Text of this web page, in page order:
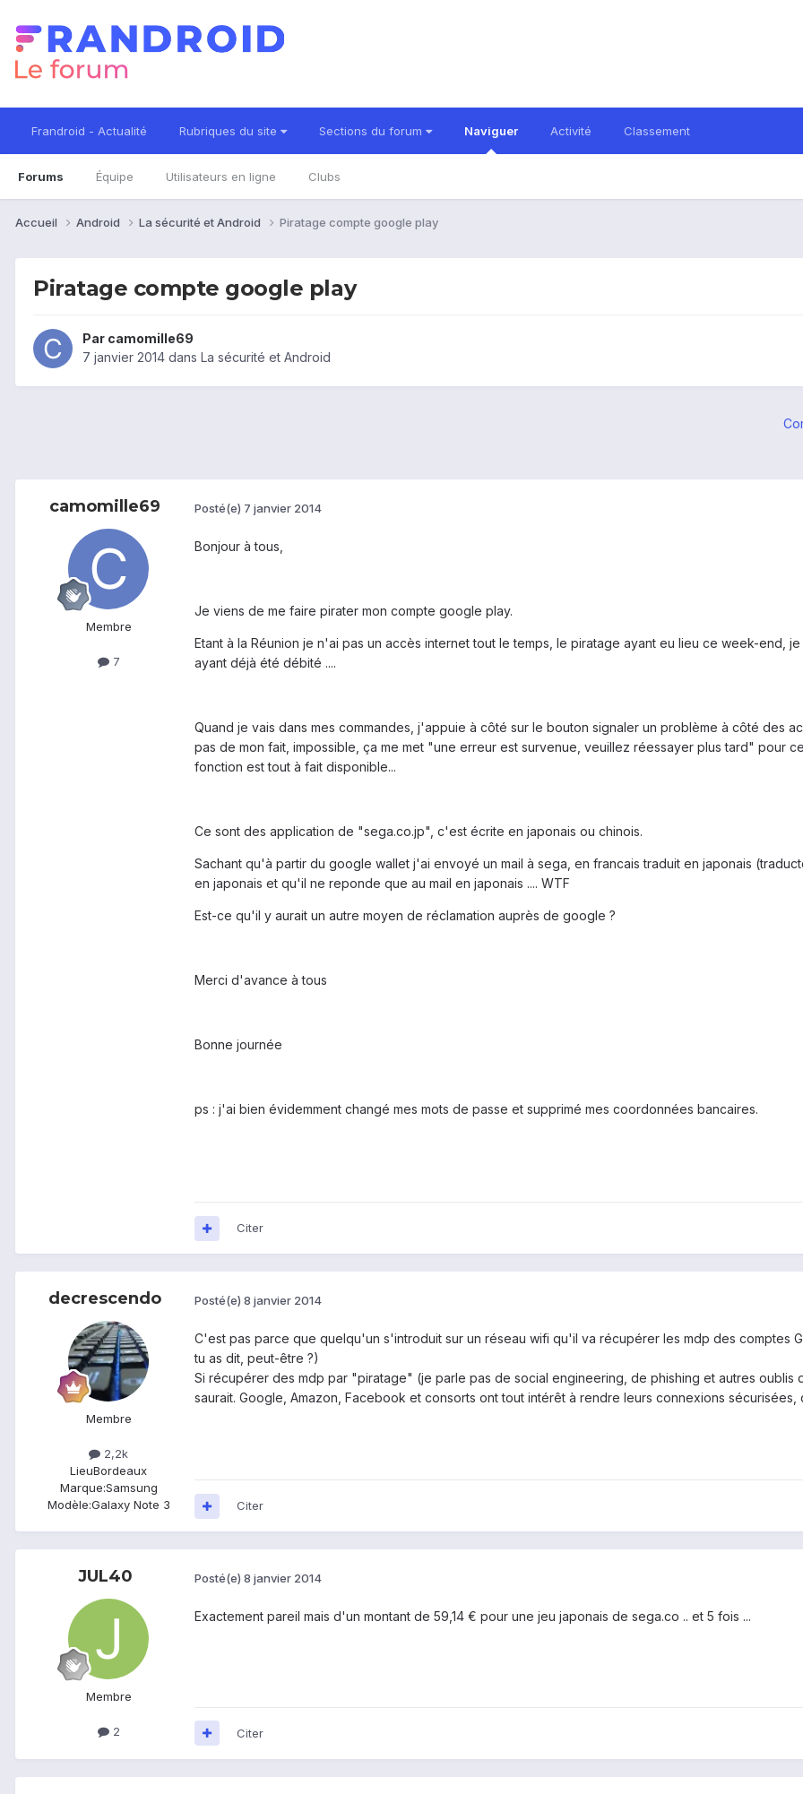
Frandroid - Actualité Rubriques du site Sections du forum Naviguer
Forums Équipe Utilisateurs en ligne Clubs
Activité Classement
Accueil Android La sécurité et Android Piratage compte google play
Piratage compte google play
Par camomille69
7 janvier 2014 dans La sécurité et Android
camomille69
Membre
7
Posté(e) 7 janvier 2014
Bonjour à tous,
Je viens de me faire pirater mon compte google play.
Etant à la Réunion je n'ai pas un accès internet tout le temps, le piratage ayant eu lieu ce week-end,
ayant déjà été débité ....
Quand je vais dans mes commandes, j'appuie à côté sur le bouton signaler un problème à côté des
pas de mon fait, impossible, ça me met "une erreur est survenue, veuillez réessayer plus tard" pour
fonction est tout à fait disponible...
Ce sont des application de "sega.co.jp", c'est écrite en japonais ou chinois.
Sachant qu'à partir du google wallet j'ai envoyé un mail à sega, en francais traduit en japonais
en japonais et qu'il ne reponde que au mail en japonais .... WTF
Est-ce qu'il y aurait un autre moyen de réclamation auprès de google ?
Merci d'avance à tous
Bonne journée
ps : j'ai bien évidemment changé mes mots de passe et supprimé mes coordonnées bancaires.
Citer
decrescendo
Membre
2,2k
LieuBordeaux
Marque:Samsung
Modèle:Galaxy Note 3
Posté(e) 8 janvier 2014
C'est pas parce que quelqu'un s'introduit sur un réseau wifi qu'il va récupérer les mdp des comptes
tu as dit, peut-être ?)
Si récupérer des mdp par "piratage" (je parle pas de social engineering, de phishing et autres
saurait. Google, Amazon, Facebook et consorts ont tout intérêt à rendre leurs connexions sécurisées,
Citer
JUL40
Membre
2
Posté(e) 8 janvier 2014
Exactement pareil mais d'un montant de 59,14 € pour une jeu japonais de sega.co .. et 5 fois ...
Citer